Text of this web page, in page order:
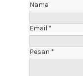
Nama
Email *
Pesan *